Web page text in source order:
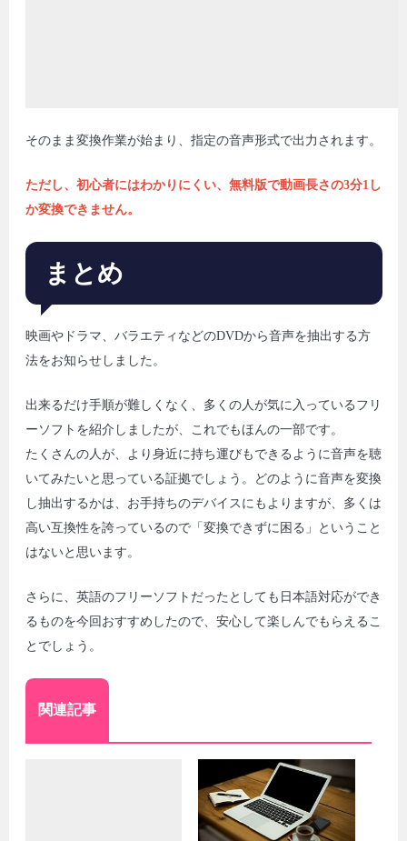
そのまま変換作業が始まり、指定の音声形式で出力されます。
ただし、初心者にはわかりにくい、無料版で動画長さの3分1し
か変換できません。
まとめ
映画やドラマ、バラエティなどのDVDから音声を抽出する方
法をお知らせしました。
出来るだけ手順が難しくなく、多くの人が気に入っているフリ
ーソフトを紹介しましたが、これでもほんの一部です。
たくさんの人が、より身近に持ち運びもできるように音声を聴
いてみたいと思っている証拠でしょう。どのように音声を変換
し抽出するかは、お手持ちのデバイスにもよりますが、多くは
高い互換性を誇っているので「変換できずに困る」ということ
はないと思います。
さらに、英語のフリーソフトだったとしても日本語対応ができ
るものを今回おすすめしたので、安心して楽しんでもらえるこ
とでしょう。
関連記事